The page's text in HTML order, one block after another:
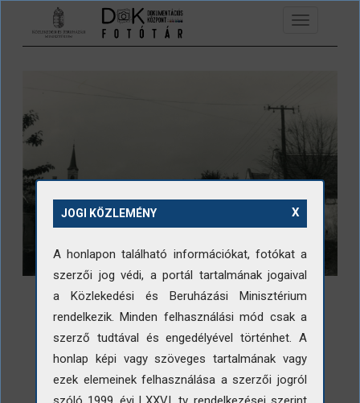
Ugrás a tartalomra
Toggle
navigation
LETÖLTÉS
X
JOGI KÖZLEMÉNY
A honlapon található információkat, fotókat a
szerzői jog védi, a portál tartalmának jogaival
a Közlekedési és Beruházási Minisztérium
rendelkezik. Minden felhasználási mód csak a
szerző tudtával és engedélyével történhet. A
honlap képi vagy szöveges tartalmának vagy
ezek elemeinek felhasználása a szerzői jogról